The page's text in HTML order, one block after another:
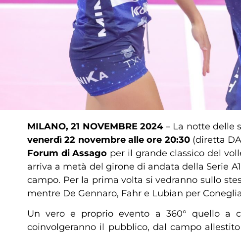
MILANO, 21 NOVEMBRE 2024– La notte delle
venerdì 22 novembre alle ore 20:30(diretta
Forum di Assago per il grande classico del
arriva a metà del girone di andata della Serie
campo. Per la prima volta si vedranno sullo
mentre De Gennaro, Fahr e Lubian per
Un vero e proprio evento a 360° quello a
coinvolgeranno il pubblico, dal campo